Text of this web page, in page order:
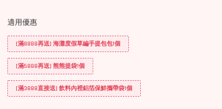
適用優惠
[滿8888再送] 海灘度假草編手提包包1個
[滿5888再送] 熊熊提袋1個
[滿3888直接送] 飲料內裡鋁箔保鮮攜帶袋1個